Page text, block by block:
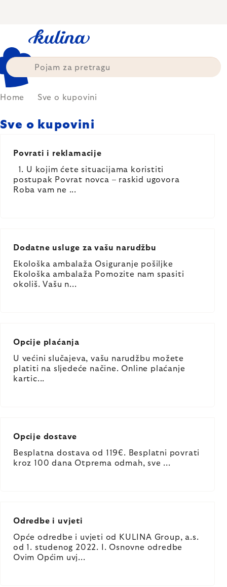
Home Sve o kupovini
Sve o kupovini
ARTICLES
Povrati i reklamacije
1. U kojim ćete situacijama koristiti
postupak Povrat novca – raskid ugovora
Roba vam ne ...
Dodatne usluge za vašu narudžbu
Ekološka ambalaža Osiguranje pošiljke
Ekološka ambalaža Pomozite nam spasiti
okoliš. Vašu n...
Opcije plaćanja
U većini slučajeva, vašu narudžbu možete
platiti na sljedeće načine. Online plaćanje
kartic...
Opcije dostave
Besplatna dostava od 119€. Besplatni povrati
kroz 100 dana Otprema odmah, sve ...
Odredbe i uvjeti
Opće odredbe i uvjeti od KULINA Group, a.s.
od 1. studenog 2022. I. Osnovne odredbe
Ovim Općim uvj...